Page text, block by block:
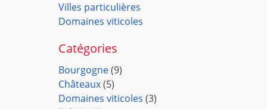
Villes particulières
Domaines viticoles
Catégories
Bourgogne(9)
Châteaux(5)
Domaines viticoles (3)